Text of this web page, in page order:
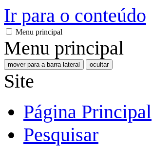
Ir para o conteúdo
Menu principal
Menu principal
mover para a barra lateral ocultar
Site
Página Principal
Pesquisar